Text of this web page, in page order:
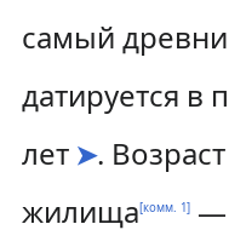
самый
датируется в
лет ➤. Возраст
жилища[комм. 1]—